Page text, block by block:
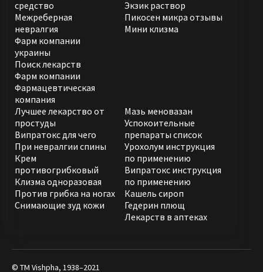
средство
Межреберная
невралгия
Фарм компании
украины
Поиск лекарств
Фарм компании
Фармацевтическая
компания
Экзик раствор
Пикосен микра отзывы
Мини клизма
Лучшее лекарство от
простуды
Випратокс для чего
При невралгии спины
Крем
противогрибковый
Клизма одноразовая
Против грибка на ногах
Снимающие зуд кожи
Мазь меновазан
Успокоительные
препараты список
Урохолум инструкция
по применению
Випратокс инструкция
по применению
Кашель сироп
Гедерин плющ
Лекарств в аптеках
© ТМ Vishpha, 1938–2021